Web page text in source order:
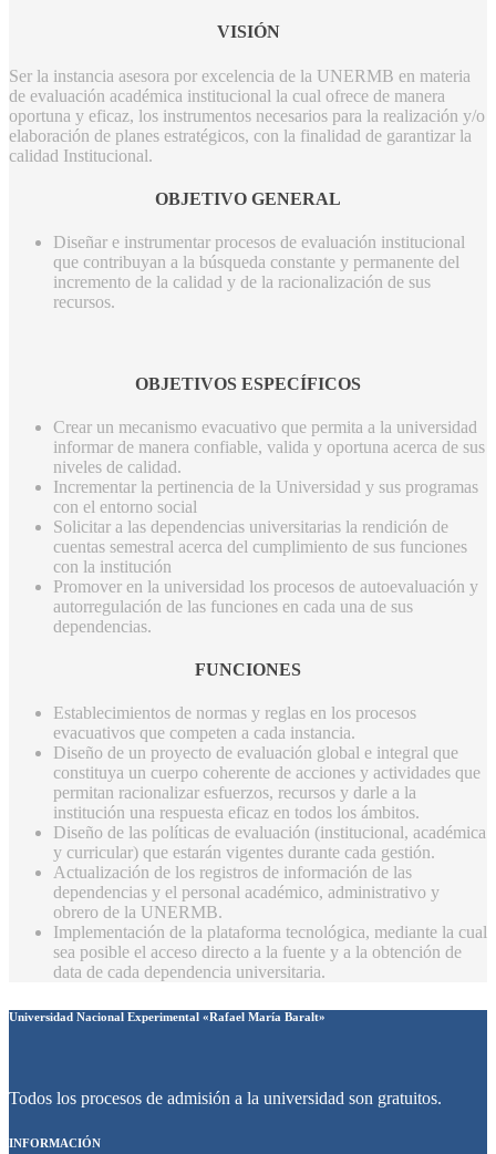
VISIÓN
Ser la instancia asesora por excelencia de la UNERMB en materia
de evaluación académica institucional la cual ofrece de manera
oportuna y eficaz, los instrumentos necesarios para la realización y/o
elaboración de planes estratégicos, con la finalidad de garantizar la
calidad Institucional.
OBJETIVO GENERAL
Diseñar e instrumentar procesos de evaluación institucional
que contribuyan a la búsqueda constante y permanente del
incremento de la calidad y de la racionalización de sus
recursos.
OBJETIVOS ESPECÍFICOS
Crear un mecanismo evacuativo que permita a la universidad
informar de manera confiable, valida y oportuna acerca de sus
niveles de calidad.
Incrementar la pertinencia de la Universidad y sus programas
con el entorno social
Solicitar a las dependencias universitarias la rendición de
cuentas semestral acerca del cumplimiento de sus funciones
con la institución
Promover en la universidad los procesos de autoevaluación y
autorregulación de las funciones en cada una de sus
dependencias.
FUNCIONES
Establecimientos de normas y reglas en los procesos
evacuativos que competen a cada instancia.
Diseño de un proyecto de evaluación global e integral que
constituya un cuerpo coherente de acciones y actividades que
permitan racionalizar esfuerzos, recursos y darle a la
institución una respuesta eficaz en todos los ámbitos.
Diseño de las políticas de evaluación (institucional, académica
y curricular) que estarán vigentes durante cada gestión.
Actualización de los registros de información de las
dependencias y el personal académico, administrativo y
obrero de la UNERMB.
Implementación de la plataforma tecnológica, mediante la cual
sea posible el acceso directo a la fuente y a la obtención de
data de cada dependencia universitaria.
Universidad Nacional Experimental «Rafael María Baralt»
Todos los procesos de admisión a la universidad son gratuitos.
INFORMACIÓN